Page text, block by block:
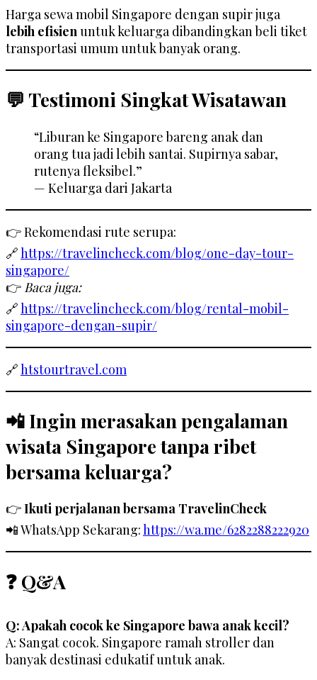
Harga sewa mobil Singapore dengan supir juga
lebih efisienuntuk keluarga dibandingkan beli tiket
transportasi umum untuk banyak orang.
💬 Testimoni Singkat Wisatawan
“Liburan ke Singapore bareng anak dan
orang tua jadi lebih santai. Supirnya sabar,
rutenya fleksibel.”
— Keluarga dari Jakarta
👉 Rekomendasi rute serupa:
🔗https://travelincheck.com/blog/one-day-tour-
singapore/
👉 Baca juga:
🔗https://travelincheck.com/blog/rental-mobil-
singapore-dengan-supir/
🔗htstourtravel.com
📲 Ingin merasakanpengalaman
wisata Singapore tanpa ribet
bersama keluarga?
👉Ikuti perjalanan bersama TravelinCheck
📲 WhatsApp Sekarang:https://wa.me/6282288222920
❓ Q&A
Q: Apakah cocok ke Singapore bawa anak kecil?
A: Sangat cocok. Singapore ramah stroller dan
banyak destinasi edukatif untuk anak.